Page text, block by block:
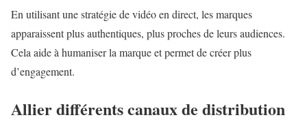
En utilisant une stratégie de vidéo en direct, les marques
apparaissent plus authentiques, plus proches de leurs audiences.
Cela aide à humaniser la marque et permet de créer plus
d’engagement.
Allier différents canaux de distribution